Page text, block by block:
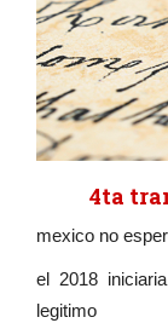
4ta
mexico no
el 2018
legitimo